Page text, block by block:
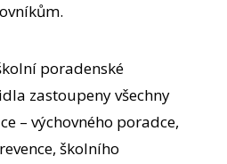
poradenské
zastoupeny všechny
– výchovného poradce,
školního